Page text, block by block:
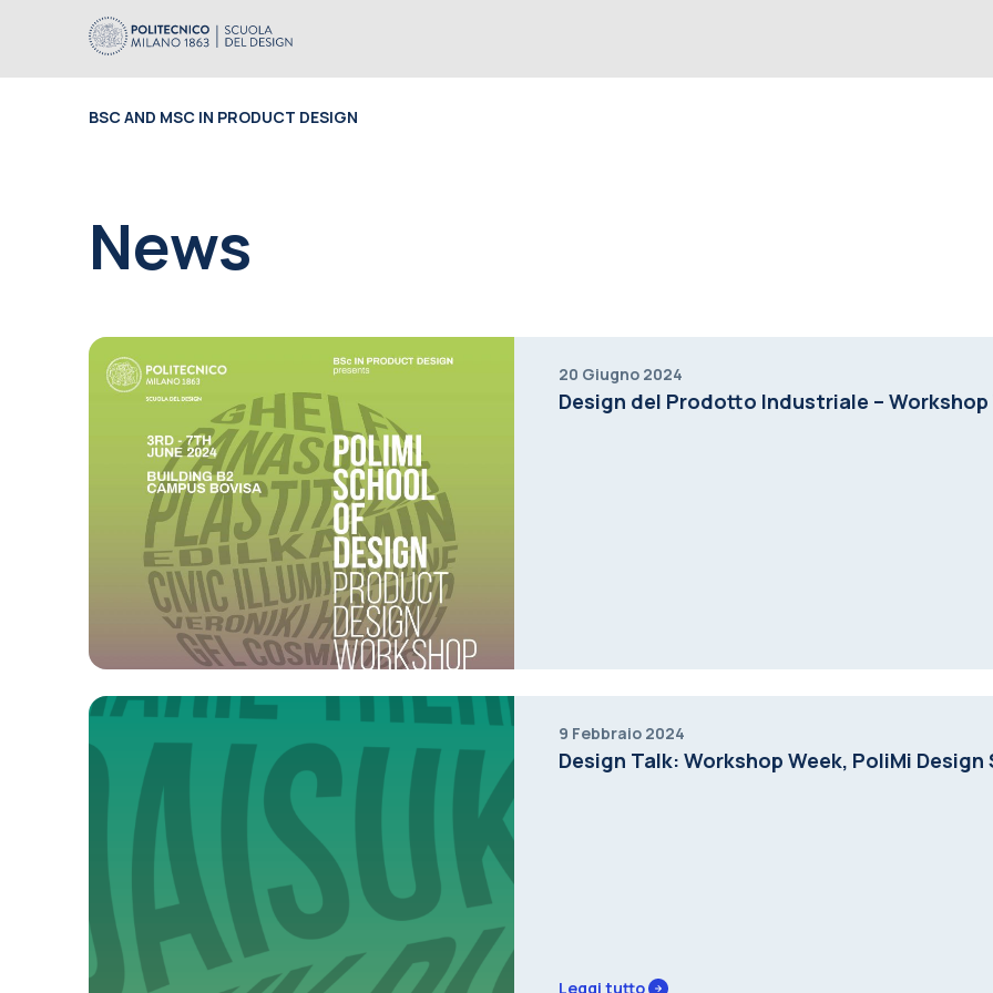
BSC AND MSC IN PRODUCT DESIGN
News
20 Giugno 2024
Design del Prodotto Industriale – Workshop
Leggi tutto
9 Febbraio 2024
Design Talk: Workshop Week, PoliMi Design
Leggi tutto